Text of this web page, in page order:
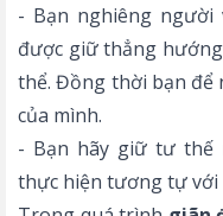
- Bạn nghiêng
được giữ thẳng
thể. Đồng thời bạn để
của mình.
- Bạn hãy giữ tư thế
thực hiện tương tự với